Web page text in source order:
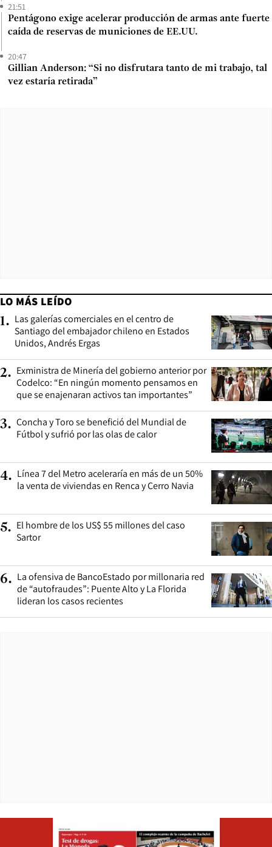
21:51
Pentágono exige acelerar producción de armas ante fuerte
caída de reservas de municiones de EE.UU.
20:47
Gillian Anderson: “Si no disfrutara tanto de mi trabajo, tal
vez estaría retirada”
LO MÁS LEÍDO
1. Las galerías comerciales en el centro de
Santiago del embajador chileno en Estados
Unidos, Andrés Ergas
2. Exministra de Minería del gobierno anterior por
Codelco: “En ningún momento pensamos en
que se enajenaran activos tan importantes”
3. Concha y Toro se benefició del Mundial de
Fútbol y sufrió por las olas de calor
4. Línea 7 del Metro aceleraría en más de un 50%
la venta de viviendas en Renca y Cerro Navia
5. El hombre de los US$ 55 millones del caso
Sartor
6. La ofensiva de BancoEstado por millonaria red
de “autofraudes”: Puente Alto y La Florida
lideran los casos recientes